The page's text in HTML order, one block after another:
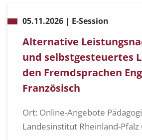
05.11.2026 | E-Session
Alternative
und selbstgesteuertes
den Fremdsprachen
Französisch
Ort: Online-Angebote
Landesinstitut Rheinland-Pfalz